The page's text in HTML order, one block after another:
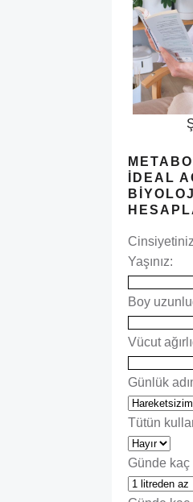
İDEAL
Yaşınız:
Boy
Vücut
Günlük
Tütün
Günde